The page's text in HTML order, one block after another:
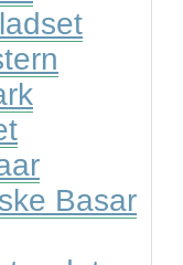
Basar